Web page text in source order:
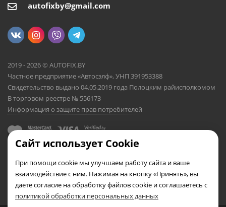
autofixby@gmail.com
2019 - 2026 © AUTOFIX.BY
Частное предприятие «Автосэлф», УНП 391953388
Свидетельство выдано 04.05.2019 года Полоцким райисполкомом
В торговом реестре № 556173
Информация о защите прав потребителей
Сайт использует Cookie
При помощи cookie мы улучшаем работу сайта и ваше
взаимодействие с ним. Нажимая на кнопку «Принять», вы
даете согласие на обработку файлов cookie и соглашаетесь с
политикой обработки персональных данных